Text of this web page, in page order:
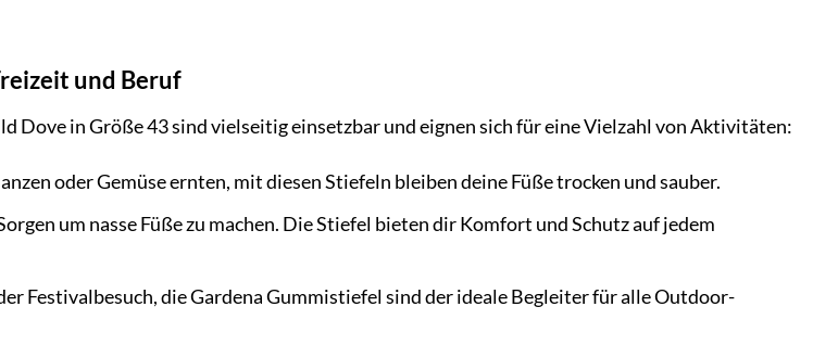
und Beruf
Dove in Größe 43 sind vielseitig einsetzbar und eignen sich für eine Vielzahl von Aktivitäten:
oder Gemüse ernten, mit diesen Stiefeln bleiben deine Füße trocken und sauber.
um nasse Füße zu machen. Die Stiefel bieten dir Komfort und Schutz auf jedem
Festivalbesuch, die Gardena Gummistiefel sind der ideale Begleiter für alle Outdoor-